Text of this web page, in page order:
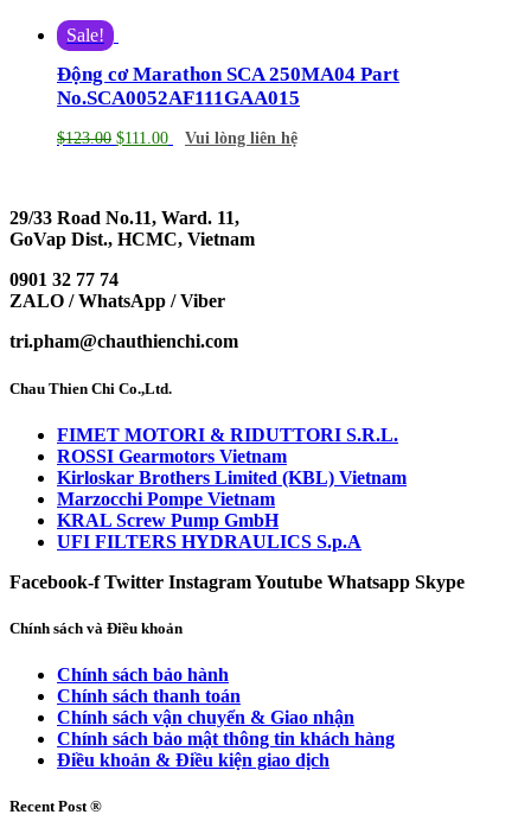
Sale!
Động cơ Marathon SCA 250MA04 Part
No.SCA0052AF111GAA015
$123.00 $111.00 Vui lòng liên hệ
29/33 Road No.11, Ward. 11,
GoVap Dist., HCMC, Vietnam
0901 32 77 74
ZALO / WhatsApp / Viber
tri.pham@chauthienchi.com
Chau Thien Chi Co.,Ltd.
FIMET MOTORI & RIDUTTORI S.R.L.
ROSSI Gearmotors Vietnam
Kirloskar Brothers Limited (KBL) Vietnam
Marzocchi Pompe Vietnam
KRAL Screw Pump GmbH
UFI FILTERS HYDRAULICS S.p.A
Facebook-f Twitter InstagramYoutube Whatsapp Skype
Chính sách và Điều khoản
Chính sách bảo hành
Chính sách thanh toán
Chính sách vận chuyển & Giao nhận
Chính sách bảo mật thông tin khách hàng
Điều khoản & Điều kiện giao dịch
Recent Post ®